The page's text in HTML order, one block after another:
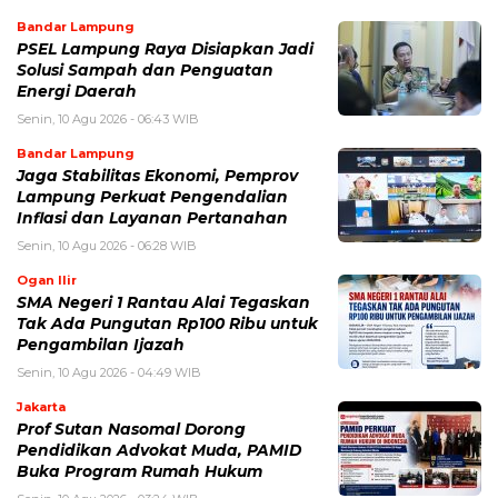
Bandar Lampung
PSEL Lampung Raya Disiapkan Jadi
Solusi Sampah dan Penguatan
Energi Daerah
Senin, 10 Agu 2026 - 06:43 WIB
Bandar Lampung
Jaga Stabilitas Ekonomi, Pemprov
Lampung Perkuat Pengendalian
Inflasi dan Layanan Pertanahan
Senin, 10 Agu 2026 - 06:28 WIB
Ogan Ilir
SMA Negeri 1 Rantau Alai Tegaskan
Tak Ada Pungutan Rp100 Ribu untuk
Pengambilan Ijazah
Senin, 10 Agu 2026 - 04:49 WIB
Jakarta
Prof Sutan Nasomal Dorong
Pendidikan Advokat Muda, PAMID
Buka Program Rumah Hukum